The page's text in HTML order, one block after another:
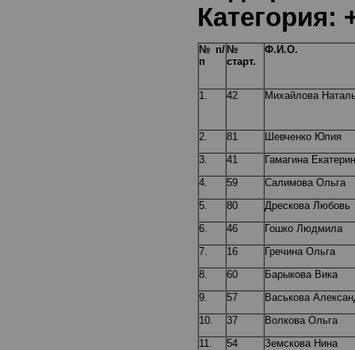
Категория:
№ п/
п
№
старт.
Ф.И.О.
1. 42 Михайлова
2. 81
Шевченко Юлия
3.
41
Гамагина
4.
59
Салимова Ольга
5.
80
Дрескова Любовь
6.
46
Гошко Людмила
7.
16
Гречина Ольга
8.
60
Барыкова Вика
9.
57
Васькова
10.
37
Волкова Ольга
11.
54
Земскова Нина